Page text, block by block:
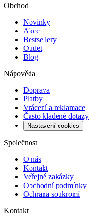
Obchod
Novinky
Akce
Bestsellery
Outlet
Blog
Nápověda
Doprava
Platby
Vrácení a reklamace
Často kladené dotazy
Nastavení cookies
Společnost
O nás
Kontakt
Veřejné zakázky
Obchodní podmínky
Ochrana soukromí
Kontakt